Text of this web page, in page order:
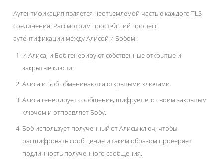
Аутентификация является неотъемлемой частью каждого TLS
соединения. Рассмотрим простейший процесс
аутентификации между Алисой и Бобом:
И Алиса, и Боб генерируют собственные открытые и
закрытые ключи.
Алиса и Боб обмениваются открытыми ключами.
Алиса генерирует сообщение, шифрует его своим закрытым
ключом и отправляет Бобу.
Боб использует полученный от Алисы ключ, чтобы
расшифровать сообщение и таким образом проверяет
подлинность полученного сообщения.